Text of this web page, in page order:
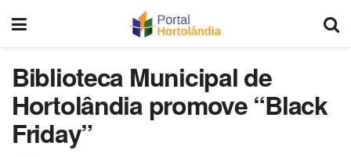
Biblioteca Municipal de
Hortolândia promove “Black
Friday”